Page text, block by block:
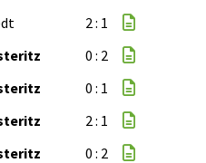
2 : 1
0 : 2
0 : 1
2 : 1
0 : 2